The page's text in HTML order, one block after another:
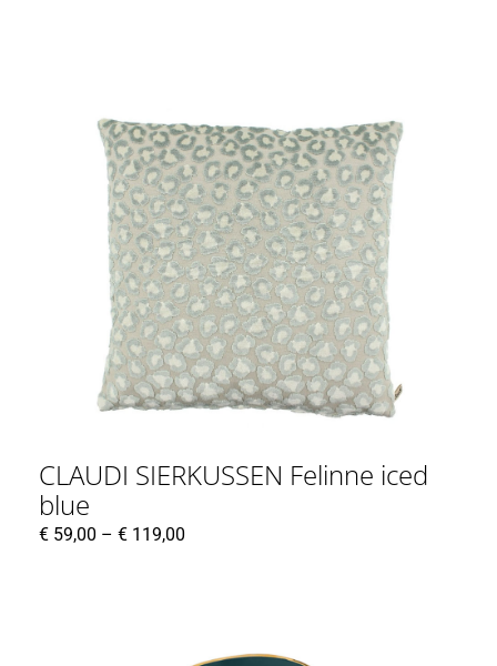
CLAUDI SIERKUSSEN Felinne iced
blue
€ 59,00 – € 119,00